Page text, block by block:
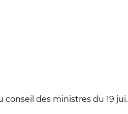
des ministres du 19